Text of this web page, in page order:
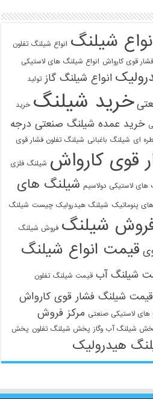
شیلنگ انواع شیلنگ تفلون
قوی کارواش انواع شیلنگ های لاستیکی
انواع شیلنگ گاز تولید
خرید شیلنگ خرید
خرید عمده شیلنگ صنعتی درجه
ای شیلنگ باغبانی شیلنگ تفلون فشار قوی
قوی کارواش شیلنگ فلزی
های لاستیکی دولاسیم شیلنگ های
پنوماتیک شیلنگ هیدرولیک چیست شیلنگ
شیلنگ فروش شیلنگ
قیمت انواع شیلنگ
شیلنگ آب قیمت شیلنگ تفلون
قیمت شیلنگ فشار قوی کارواش
لاستیکی صنعتی مرکز فروش
شیلنگ آب وگاز پخش شیلنگ تفلون پخش
هیدرولیک